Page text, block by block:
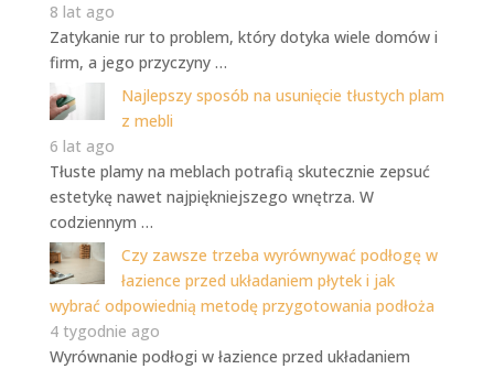
8 lat ago
Zatykanie rur to problem, który dotyka wiele domów i
firm, a jego przyczyny …
Najlepszy sposób na usunięcie tłustych plam
z mebli
6 lat ago
Tłuste plamy na meblach potrafią skutecznie zepsuć
estetykę nawet najpiękniejszego wnętrza. W
codziennym …
Czy zawsze trzeba wyrównywać podłogę w
łazience przed układaniem płytek i jak
wybrać odpowiednią metodę przygotowania podłoża
4 tygodnie ago
Wyrównanie podłogi w łazience przed układaniem